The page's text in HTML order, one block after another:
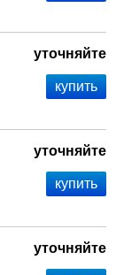
уточняйте
уточняйте
уточняйте